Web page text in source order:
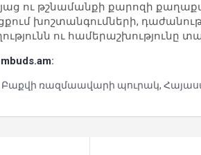
ու թշնամանքի քարոզի
խոշտանգումների,
ու համերաշխությունը
:
Բաքվի ռազմաավարի պուրակ,